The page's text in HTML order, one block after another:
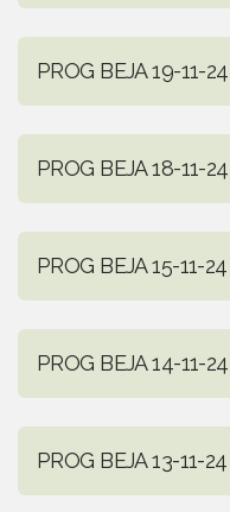
PROG BEJA 19-11-24
PROG BEJA 18-11-24
PROG BEJA 15-11-24
PROG BEJA 14-11-24
PROG BEJA 13-11-24